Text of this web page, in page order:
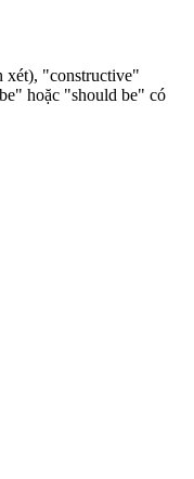
xét), "constructive"
hoặc "should be" có